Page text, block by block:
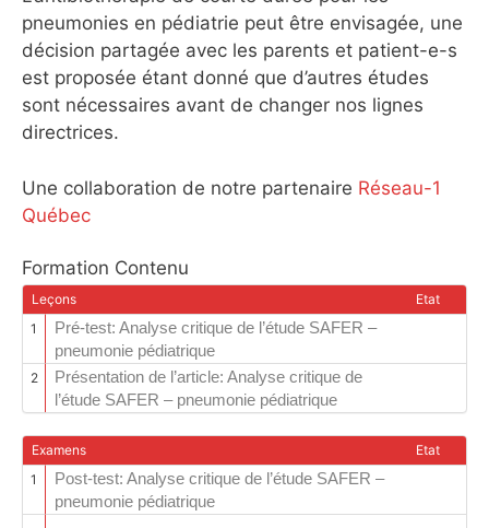
pneumonies en pédiatrie peut être envisagée, une
décision partagée avec les parents et patient-e-s
est proposée étant donné que d’autres études
sont nécessaires avant de changer nos lignes
directrices.
Une collaboration de notre partenaire Réseau-1
Québec
Formation Contenu
Leçons
Etat
1
Pré-test: Analyse critique de l’étude SAFER –
pneumonie pédiatrique
2
Présentation de l’article: Analyse critique de
l’étude SAFER – pneumonie pédiatrique
Examens
Etat
1
Post-test: Analyse critique de l’étude SAFER –
pneumonie pédiatrique